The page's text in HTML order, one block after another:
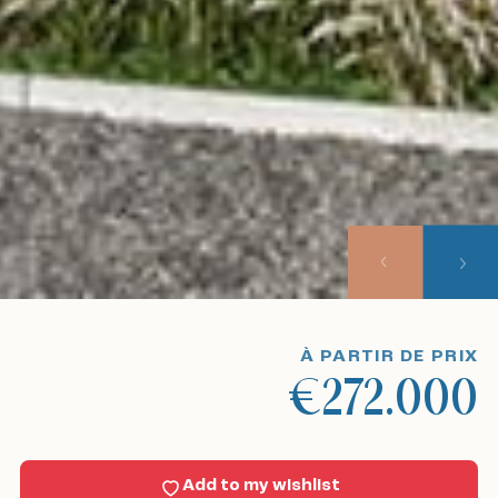
Maison
Nos annonces
À propos de nous
Notre approche
Sell With Us
Nouvelles
droomwoning in Spanje.
droomwoning in Spanje.
À PARTIR DE PRIX
€272.000
Add to my wishlist